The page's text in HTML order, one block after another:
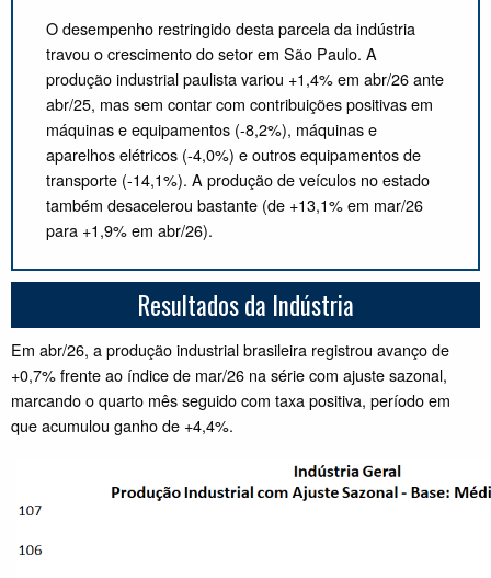
O desempenho restringido desta parcela da indústria
travou o crescimento do setor em São Paulo. A
produção industrial paulista variou +1,4% em abr/26 ante
abr/25, mas sem contar com contribuições positivas em
máquinas e equipamentos (-8,2%), máquinas e
aparelhos elétricos (-4,0%) e outros equipamentos de
transporte (-14,1%). A produção de veículos no estado
também desacelerou bastante (de +13,1% em mar/26
para +1,9% em abr/26).
Resultados da Indústria
Em abr/26, a produção industrial brasileira registrou avanço de
+0,7% frente ao índice de mar/26 na série com ajuste sazonal,
marcando o quarto mês seguido com taxa positiva, período em
que acumulou ganho de +4,4%.